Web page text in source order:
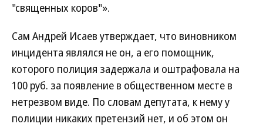
"священных коров"».
Сам Андрей Исаев утверждает, что виновником
инцидента являлся не он, а его помощник,
которого полиция задержала и оштрафовала на
100 руб. за появление в общественном месте в
нетрезвом виде. По словам депутата, к нему у
полиции никаких претензий нет, и об этом он